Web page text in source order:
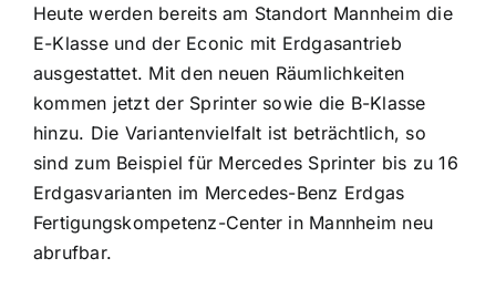
Heute werden bereits am Standort Mannheim die
E-Klasse und der Econic mit Erdgasantrieb
ausgestattet. Mit den neuen Räumlichkeiten
kommen jetzt der Sprinter sowie die B-Klasse
hinzu. Die Variantenvielfalt ist beträchtlich, so
sind zum Beispiel für Mercedes Sprinter bis zu 16
Erdgasvarianten im Mercedes-Benz Erdgas
Fertigungskompetenz-Center in Mannheim neu
abrufbar.